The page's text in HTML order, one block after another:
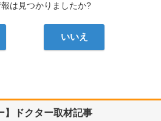
は見つかりましたか?
いいえ
】ドクター取材記事